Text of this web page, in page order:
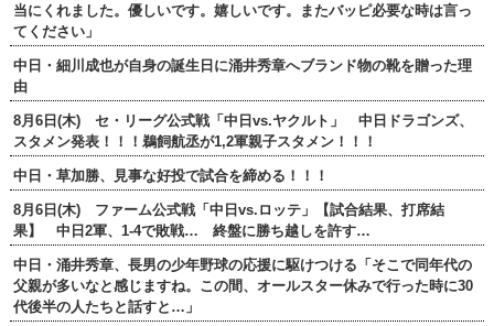
当にくれました。優しいです。嬉しいです。またバッピ必要な時は言っ
てください」
中日・細川成也が自身の誕生日に涌井秀章へブランド物の靴を贈った理
由
8月6日(木) セ・リーグ公式戦「中日vs.ヤクルト」 中日ドラゴンズ、
スタメン発表！！！鵜飼航丞が1,2軍親子スタメン！！！
中日・草加勝、見事な好投で試合を締める！！！
8月6日(木) ファーム公式戦「中日vs.ロッテ」【試合結果、打席結
果】 中日2軍、1-4で敗戦… 終盤に勝ち越しを許す…
中日・涌井秀章、長男の少年野球の応援に駆けつける「そこで同年代の
父親が多いなと感じますね。この間、オールスター休みで行った時に30
代後半の人たちと話すと…」